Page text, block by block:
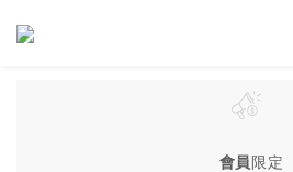
會員 限定